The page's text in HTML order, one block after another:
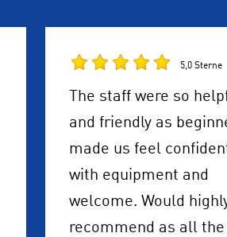
5,0 Sterne
The staff were so
and friendly as
made us feel
with equipment and
welcome. Would
recommend as all the